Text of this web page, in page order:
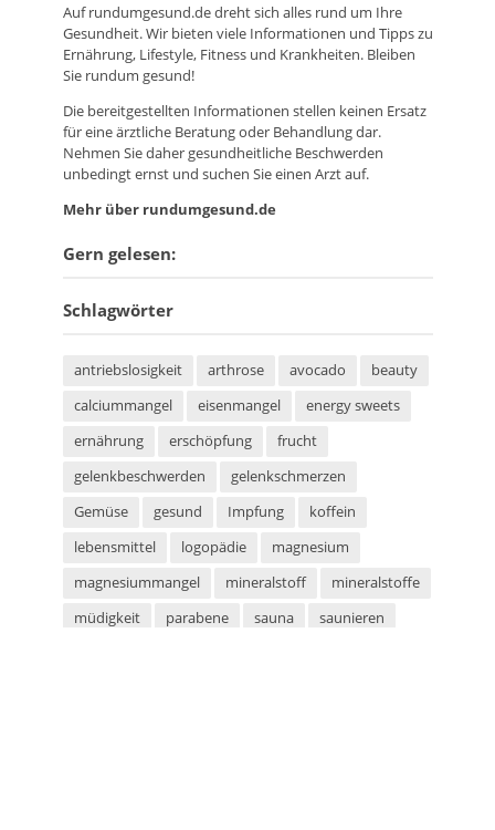
Aufrundumgesund.dedreht sich alles rund um Ihre
Gesundheit. Wir bieten viele Informationen und Tipps zu
Ernährung, Lifestyle, Fitness und Krankheiten. Bleiben
Sie rundum gesund!
Die bereitgestellten Informationen stellen keinen Ersatz
für eine ärztliche Beratung oder Behandlung dar.
Nehmen Sie daher gesundheitliche Beschwerden
unbedingt ernst und suchen Sie einen Arzt auf.
Mehr über rundumgesund.de
Gern gelesen:
Schlagwörter
antriebslosigkeit arthrose avocado
beauty
calciummangel
eisenmangel
energy sweets
ernährung
erschöpfung
frucht
gelenkbeschwerden
gelenkschmerzen
Gemüse
gesund Impfung
koffein
lebensmittel
logopädie
magnesium
magnesiummangel
mineralstoff
mineralstoffe
müdigkeit
parabene sauna
saunieren